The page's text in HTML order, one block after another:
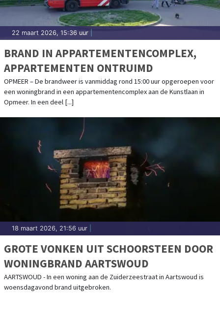
22 maart 2026, 15:36 uur
BRAND IN APPARTEMENTENCOMPLEX,
APPARTEMENTEN ONTRUIMD
OPMEER – De brandweer is vanmiddag rond 15:00 uur opgeroepen voor
een woningbrand in een appartementencomplex aan de Kunstlaan in
Opmeer. In een deel [...]
18 maart 2026, 21:56 uur
GROTE VONKEN UIT SCHOORSTEEN DOOR
WONINGBRAND AARTSWOUD
AARTSWOUD - In een woning aan de Zuiderzeestraat in Aartswoud is
woensdagavond brand uitgebroken.